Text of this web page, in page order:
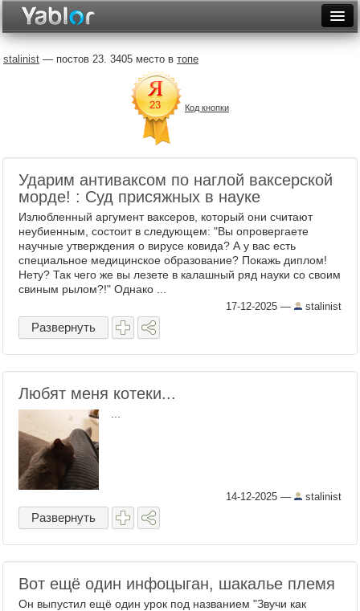
Неделя
Месяц
Рейтинги
Архив
Видеотоп
stalinist — постов 23. 3405 место в топе
Код кнопки
Ударим антиваксом по наглой ваксерской
морде! : Суд присяжных в науке
Излюбленный аргумент ваксеров, который они считают
неубиенным, состоит в следующем: "Вы опровергаете
научные утверждения о вирусе ковида? А у вас есть
специальное медицинское образование? Покажь диплом!
Нету? Так чего же вы лезете в калашный ряд науки со своим
свиным рылом?!" Однако ...
17-12-2025 — stalinist
Развернуть
Любят меня котеки...
14-12-2025 — stalinist
Развернуть
Вот ещё один инфоцыган, шакалье племя
Он выпустил ещё один урок под названием "Звучи как